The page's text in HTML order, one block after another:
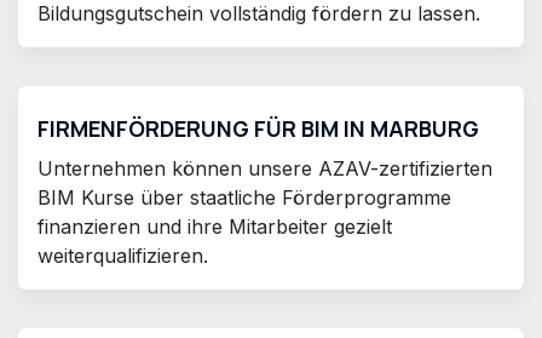
Bildungsgutschein vollständig fördern zu lassen.
FIRMENFÖRDERUNG FÜR BIM IN MARBURG
Unternehmen können unsere AZAV-zertifizierten
BIM Kurse über staatliche Förderprogramme
finanzieren und ihre Mitarbeiter gezielt
weiterqualifizieren.